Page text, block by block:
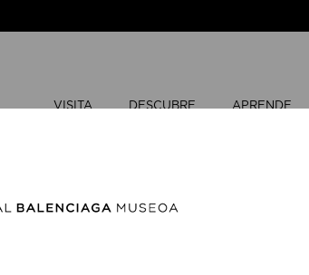
VISITA DESCUBRE APRENDE